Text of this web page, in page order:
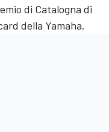
di Catalogna di
della Yamaha.